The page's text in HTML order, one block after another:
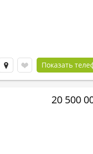
Показать
20 500